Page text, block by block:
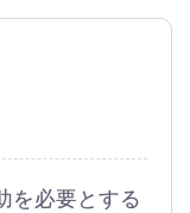
を必要とする